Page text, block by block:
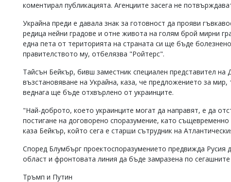
коментирал публикацията. Агенциите засега не
Украйна преди е давала знак за готовност да прояви
редица нейни градове и отне живота на голям брой мирни
една пета от територията на страната си ще бъде
правителството му, отбелязва "Ройтерс".
Тайсън Бейкър, бивш заместник специален представител
възстановяване на Украйна, каза, че предложението за
веднага ще бъде отхвърлено от украинците.
"Най-доброто, което украинците могат да направят, е да
постигане на договорено споразумение, като
каза Бейкър, който сега е старши сътрудник на
Според Блумбърг проектоспоразумението предвижда Русия
област и фронтовата линия да бъде замразена по сегашните
Тръмп и Путин